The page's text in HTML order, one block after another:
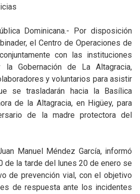
Dominicana.- Por disposición
el Centro de Operaciones de
con las instituciones
Gobernación de La Altagracia,
y voluntarios para asistir
se trasladarán hacia la Basílica
de la Altagracia, en Higüey, para
de la madre protectora del
Manuel Méndez García, informó
de la tarde del lunes 20 de enero se
de prevención vial, con el objetivo
de respuesta ante los incidentes